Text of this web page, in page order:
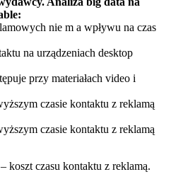
nie m a wpływu na czas
na urządzeniach desktop
przy materiałach video i
czasie kontaktu z reklamą
czasie kontaktu z reklamą
koszt czasu kontaktu z reklamą.